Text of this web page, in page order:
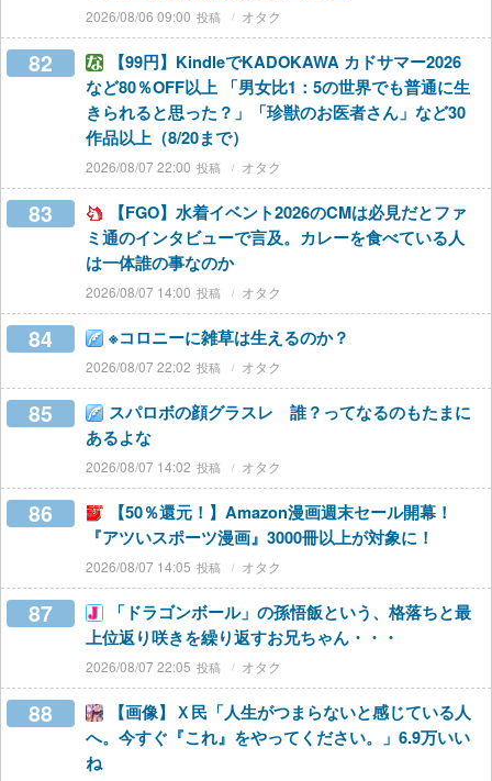
2026/08/06 09:00 オタク
82
【99円】KindleでKADOKAWA カドサマー2026
など80％OFF以上 「男女比1：5の世界でも普通に生
きられると思った？」「珍獣のお医者さん」など30
作品以上（8/20まで）
2026/08/07 22:00 オタク
83
【FGO】水着イベント2026のCMは必見だとファ
ミ通のインタビューで言及。カレーを食べている人
は一体誰の事なのか
2026/08/07 14:00 オタク
84 ※コロニーに雑草は生えるのか？
2026/08/07 22:02 オタク
85
スパロボの顔グラスレ 誰？ってなるのもたまに
あるよな
2026/08/07 14:02 オタク
86
【50％還元！】Amazon漫画週末セール開幕！
『アツいスポーツ漫画』3000冊以上が対象に！
2026/08/07 14:05 オタク
87
「ドラゴンボール」の孫悟飯という、格落ちと最
上位返り咲きを繰り返すお兄ちゃん・・・
2026/08/07 22:05 オタク
88
【画像】Ｘ民「人生がつまらないと感じている人
へ。今すぐ『これ』をやってください。」6.9万いい
ね